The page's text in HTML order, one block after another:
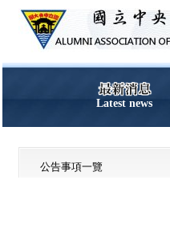
Latest news
公告事項一覽